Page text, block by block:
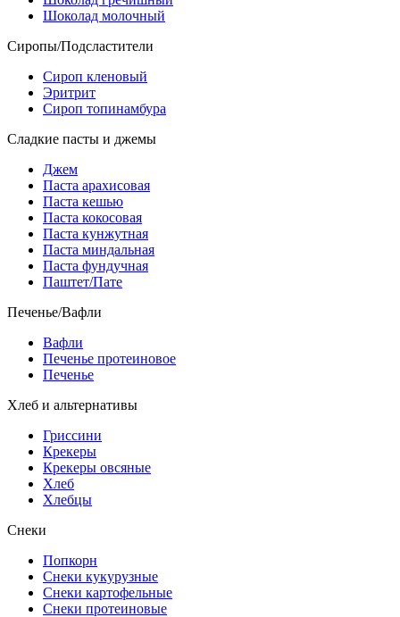
Шоколад молочный
Сиропы/Подсластители
Сироп кленовый
Эритрит
Сироп топинамбура
Сладкие пасты и джемы
Джем
Паста арахисовая
Паста кешью
Паста кокосовая
Паста кунжутная
Паста миндальная
Паста фундучная
Паштет/Пате
Печенье/Вафли
Вафли
Печенье протеиновое
Печенье
Хлеб и альтернативы
Гриссини
Крекеры
Крекеры овсяные
Хлеб
Хлебцы
Снеки
Попкорн
Снеки кукурузные
Снеки картофельные
Снеки протеиновые